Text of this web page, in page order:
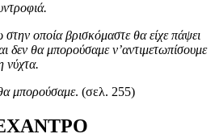
οποία βρισκόμαστε θα είχε πάψει
δεν θα μπορούσαμε ν’αντιμετωπίσουμε
νύχτα.
μπορούσαμε. (σελ. 255)